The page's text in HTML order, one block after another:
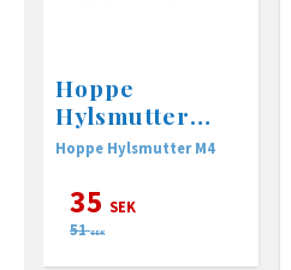
Hoppe
Hylsmutter
M4x20 svart
Hoppe Hylsmutter M4
35 SEK
51 SEK